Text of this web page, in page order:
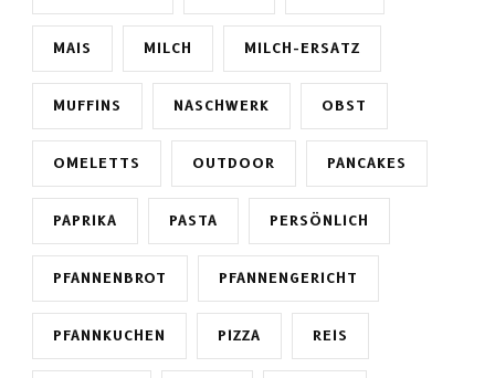
MAIS MILCH MILCH-ERSATZ
MUFFINS NASCHWERK OBST
OMELETTS OUTDOOR PANCAKES
PAPRIKA PASTA PERSÖNLICH
PFANNENBROT PFANNENGERICHT
PFANNKUCHEN PIZZA REIS